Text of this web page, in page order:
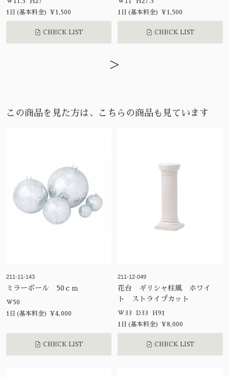
1日(基本料金) ¥1,500
CHECK LIST
1日(基本料金) ¥1,500
CHECK LIST
>
この商品を見た方は、こちらの商品も見ています
211-11-143
ミラーボール 50ｃｍ
W50
1日(基本料金) ¥4,000
CHECK LIST
211-12-049
花台 ギリシャ柱風 ホワイ
ト ストライプカット
W33 D33 H91
1日(基本料金) ¥8,000
CHECK LIST